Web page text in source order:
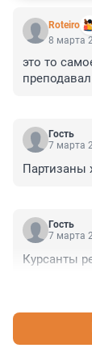
Roteiro
8 марта
это то
Гость
7 марта
Партизаны
Гость
7 марта
Курсанты